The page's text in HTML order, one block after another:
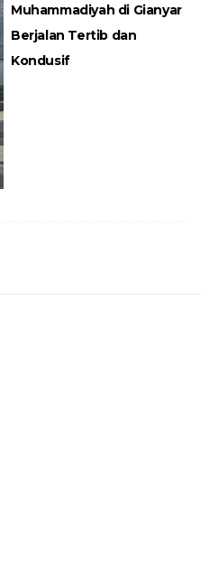
Muhammadiyah di Gianyar
Berjalan Tertib dan
Kondusif